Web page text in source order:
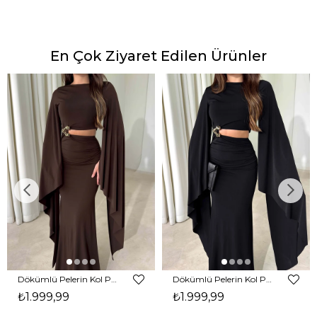
En Çok Ziyaret Edilen Ürünler
₺1.999,99 ₺1.999,99